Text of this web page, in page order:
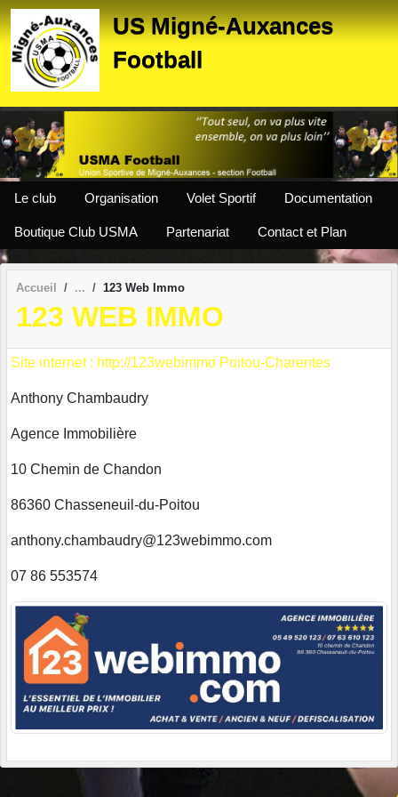
US Migné-Auxances
Football
Le club Organisation Volet Sportif Documentation
Boutique Club USMA Partenariat Contact et Plan
Accueil 123 Web Immo
123 WEB IMMO
Site internet : http://123webimmo Poitou-Charentes
Anthony Chambaudry
Agence Immobilière
10 Chemin de Chandon
86360 Chasseneuil-du-Poitou
anthony.chambaudry@123webimmo.com
07 86 553574
Panneau de gestion des cookies